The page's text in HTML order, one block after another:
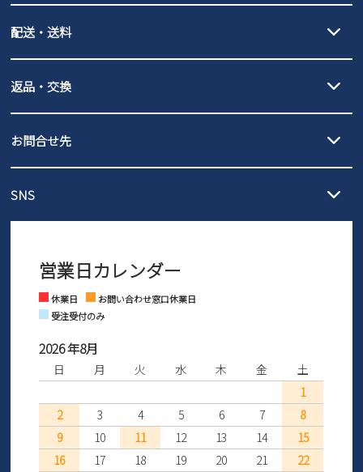
PayPay（オンライン決済）、代金引換のご利用が可能です。
配送・送料
北海道・本州・四国・九州…550円
3,980円（税込）以上お買い上げで送料無料
発送日・送料詳細については
ご利用ください。
全国一律…220円（税込）
発送日・送料詳細についてはご利用ガイドを
ご利用ください。
返品・交換
の片道無料サービスを実施中！
ントとしても安心してご利用いただけるよう、サイズ交換の受付期
さい。
お問合せ先
営業時間：11時～17時
※土日祝はお問い合わせ窓口休業日となります。
SNS
Facebook Instagram
営業日カレンダー
休業日
お問い合わせ窓口休業日
受注受付のみ
2026 年8月
日 月 火 水 木 金
土
1
2
3 4 5 6 7
8
9
10 11 12 13 14
15
16
17 18 19 20 21
22